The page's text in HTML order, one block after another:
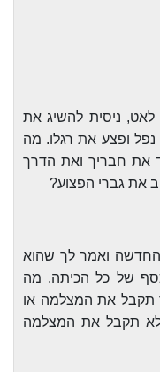
לאט, ניסית להשיג את
ופצע את רגלו. מה
את חבריך ואת הדרך
את גברי הפצוע?
החדשה ואמר לך שהוא
של כל הכיתה. מה
את המצלמה או
תקבל את המצלמה